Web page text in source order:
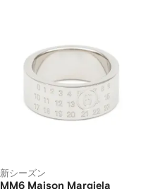
新シーズン
MM6 Maison Margiela